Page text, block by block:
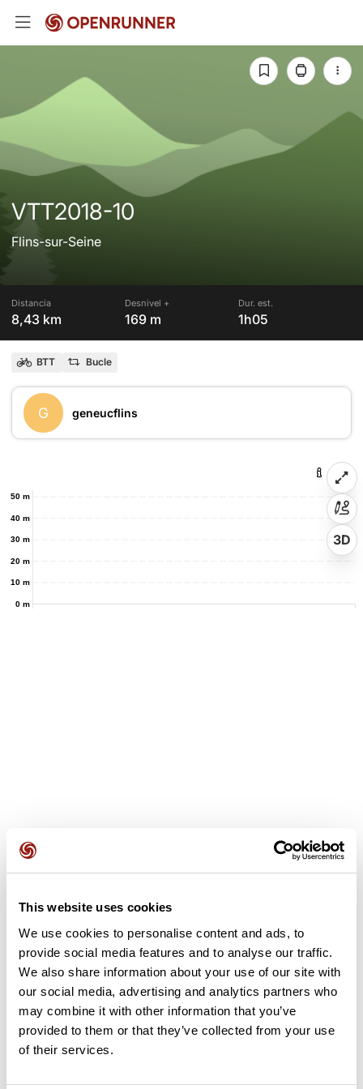
This website uses cookies
We use cookies to personalise content and ads, to
provide social media features and to analyse our traffic.
We also share information about your use of our site with
our social media, advertising and analytics partners who
may combine it with other information that you’ve
provided to them or that they’ve collected from your use
of their services.
VTT2018-10
Flins-sur-Seine
Distancia
8,43 km
Desnivel +
169 m
Dur. est.
1h05
BTT Bucle
G geneucflins
0 m
10 m
20 m
30 m
40 m
50 m
3D
completado? ¡Deja la primera opinión!
Añadir una opinión
Resumen